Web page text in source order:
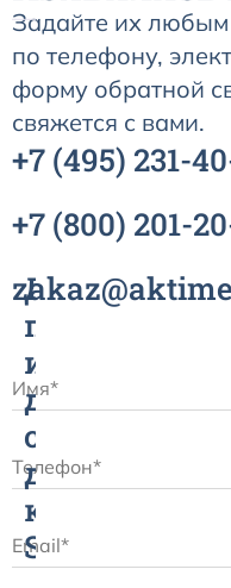
Датчик
и
датчик
сатурации
для
контроля
SpO2
Задайте их
по телефону,
форму обратной
свяжется с вами.
+7 (495) 231-
+7 (800) 201-